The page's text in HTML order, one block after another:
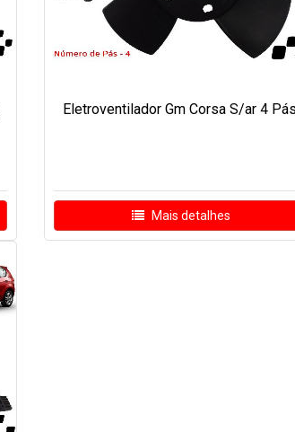
Eletroventilador Gm Corsa S/ar 4
Mais detalhes